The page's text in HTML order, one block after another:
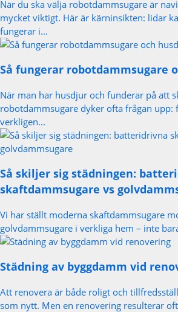
När du ska välja robotdammsugare är
mycket viktigt. Här är kärninsikten: lidar
fungerar i...
Så fungerar robotdammsugare
När man har husdjur och funderar på att
robotdammsugare dyker ofta frågan upp:
verkligen...
Så skiljer sig städningen:
skaftdammsugare vs
Vi har ställt moderna skaftdammsugare
golvdammsugare i verkliga hem – inte
Städning av byggdamm vid
Att renovera är både roligt och
som nytt. Men en renovering resulterar